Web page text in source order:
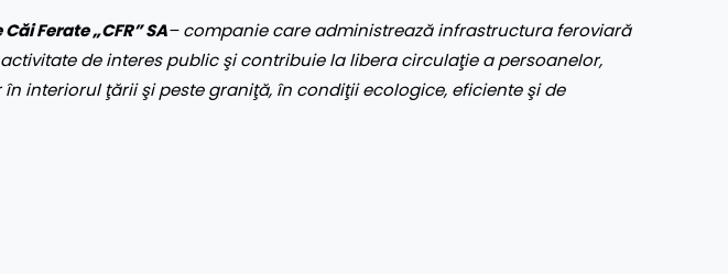
Ferate „CFR” SA– companie care administrează infrastructura feroviară
de interes public şi contribuie la libera circulaţie a persoanelor,
interiorul ţării şi peste graniţă, în condiţii ecologice, eficiente şi de